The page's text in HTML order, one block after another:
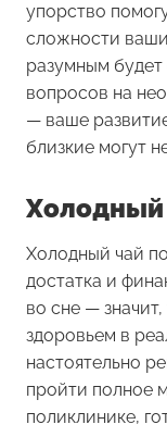
упорство
сложности
разумным
вопросов на
— ваше
близкие могут
Холодный
Холодный чай
достатка и
во сне —
здоровьем в
настоятельно
пройти полное
поликлинике,